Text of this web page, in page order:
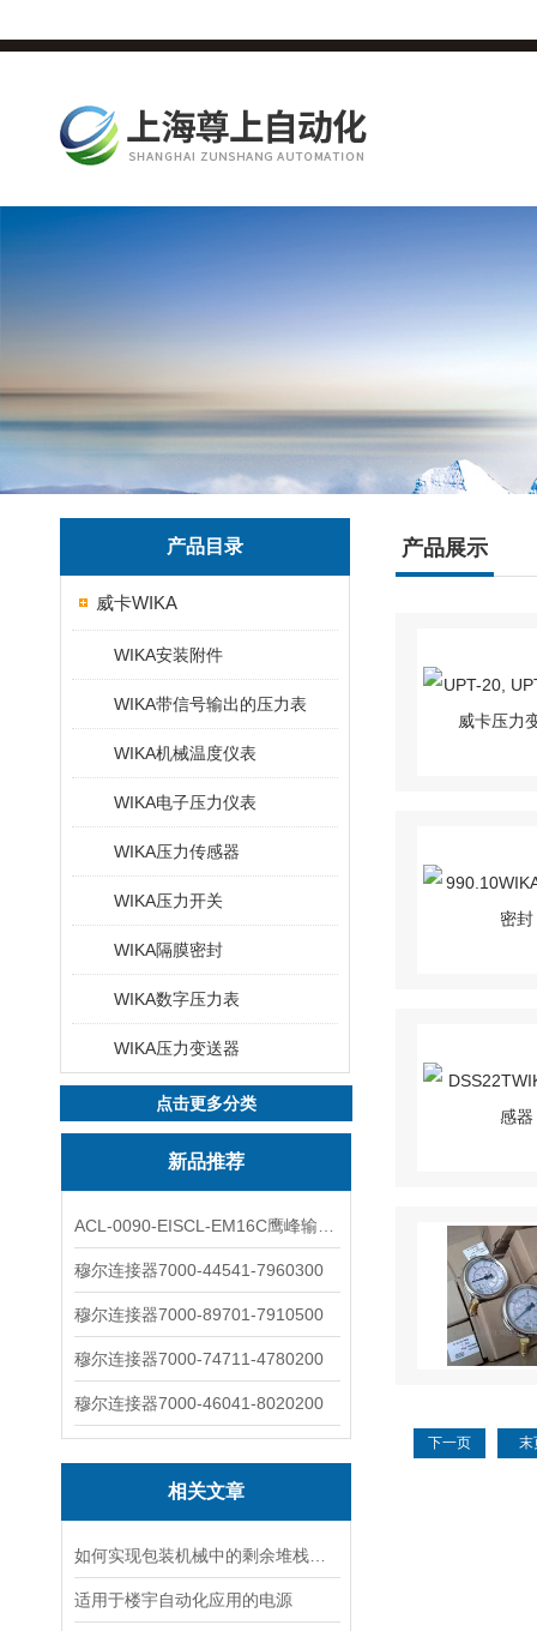
产品目录
威卡WIKA
WIKA安装附件
WIKA带信号输出的压力表
WIKA机械温度仪表
WIKA电子压力仪表
WIKA压力传感器
WIKA压力开关
WIKA隔膜密封
WIKA数字压力表
WIKA压力变送器
点击更多分类
新品推荐
穆尔连接器7000-44541-7960300
穆尔连接器7000-89701-7910500
穆尔连接器7000-74711-4780200
穆尔连接器7000-46041-8020200
相关文章
适用于楼宇自动化应用的电源
产品展示
下一页 末